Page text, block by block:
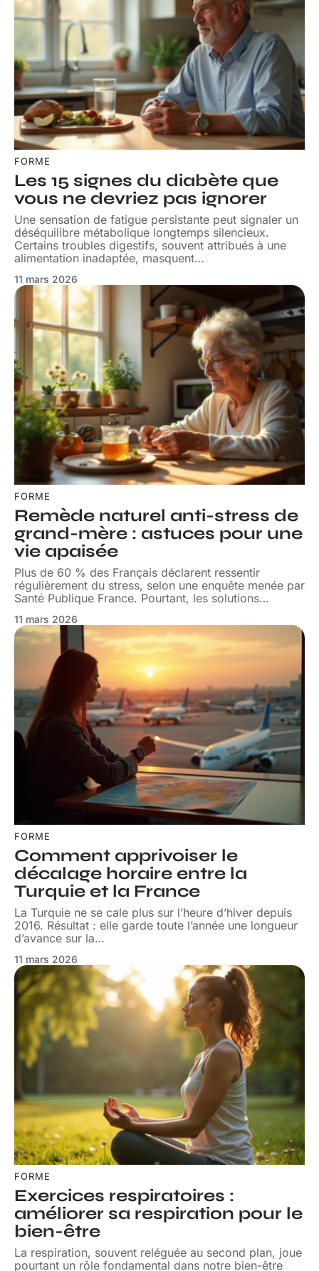
FORME
Les 15 signes du diabète que
vous ne devriez pas ignorer
Une sensation de fatigue persistante peut signaler un
déséquilibre métabolique longtemps silencieux.
Certains troubles digestifs, souvent attribués à une
alimentation inadaptée, masquent…
11 mars 2026
FORME
Remède naturel anti-stress de
grand-mère : astuces pour une
vie apaisée
Plus de 60 % des Français déclarent ressentir
régulièrement du stress, selon une enquête menée par
Santé Publique France. Pourtant, les solutions…
11 mars 2026
FORME
Comment apprivoiser le
décalage horaire entre la
Turquie et la France
La Turquie ne se cale plus sur l’heure d’hiver depuis
2016. Résultat : elle garde toute l’année une longueur
d’avance sur la…
11 mars 2026
FORME
Exercices respiratoires :
améliorer sa respiration pour le
bien-être
La respiration, souvent reléguée au second plan, joue
pourtant un rôle fondamental dans notre bien-être